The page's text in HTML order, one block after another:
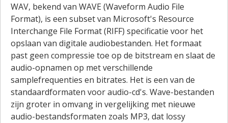
WAV, bekend van WAVE (Waveform Audio File
Format), is een subset van Microsoft's Resource
Interchange File Format (RIFF) specificatie voor het
opslaan van digitale audiobestanden. Het formaat
past geen compressie toe op de bitstream en slaat de
audio-opnamen op met verschillende
samplefrequenties en bitrates. Het is een van de
standaardformaten voor audio-cd's. Wave-bestanden
zijn groter in omvang in vergelijking met nieuwe
audio-bestandsformaten zoals MP3, dat lossy